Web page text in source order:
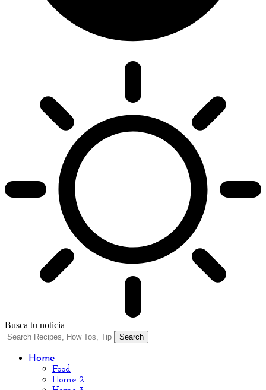
Busca tu noticia
Home
Food
Home 2